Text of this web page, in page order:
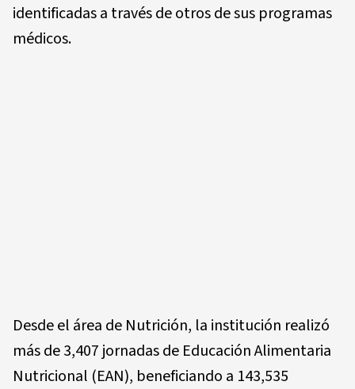
identificadas a través de otros de sus programas
médicos.
Desde el área de Nutrición, la institución realizó
más de 3,407 jornadas de Educación Alimentaria
Nutricional (EAN), beneficiando a 143,535